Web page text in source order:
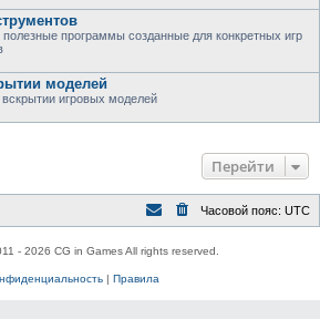
программы созданные для конкретных игр
моделей
игровых моделей
Перейти
Часовой пояс: UTC
- 2026 CG in Games All rights reserved.
| Правила